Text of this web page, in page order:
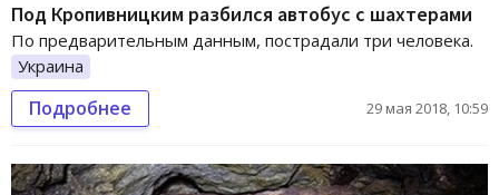
Под Кропивницким разбился автобус с шахтерами
По предварительным данным, пострадали три человека.
Украина
Подробнее 29 мая 2018, 10:59